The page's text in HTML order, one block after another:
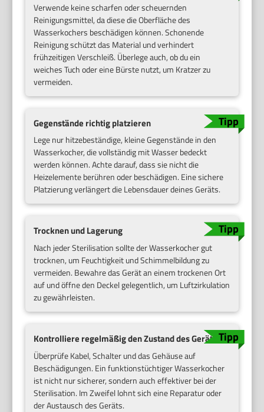
Verwende keine scharfen oder scheuernden
Reinigungsmittel, da diese die Oberfläche des
Wasserkochers beschädigen können. Schonende
Reinigung schützt das Material und verhindert
frühzeitigen Verschleiß. Überlege auch, ob du ein
weiches Tuch oder eine Bürste nutzt, um Kratzer zu
vermeiden.
Gegenstände richtig platzieren
Lege nur hitzebeständige, kleine Gegenstände in den
Wasserkocher, die vollständig mit Wasser bedeckt
werden können. Achte darauf, dass sie nicht die
Heizelemente berühren oder beschädigen. Eine sichere
Platzierung verlängert die Lebensdauer deines Geräts.
Trocknen und Lagerung
Nach jeder Sterilisation sollte der Wasserkocher gut
trocknen, um Feuchtigkeit und Schimmelbildung zu
vermeiden. Bewahre das Gerät an einem trockenen Ort
auf und öffne den Deckel gelegentlich, um Luftzirkulation
zu gewährleisten.
Kontrolliere regelmäßig den Zustand des Geräts
Überprüfe Kabel, Schalter und das Gehäuse auf
Beschädigungen. Ein funktionstüchtiger Wasserkocher
ist nicht nur sicherer, sondern auch effektiver bei der
Sterilisation. Im Zweifel lohnt sich eine Reparatur oder
der Austausch des Geräts.